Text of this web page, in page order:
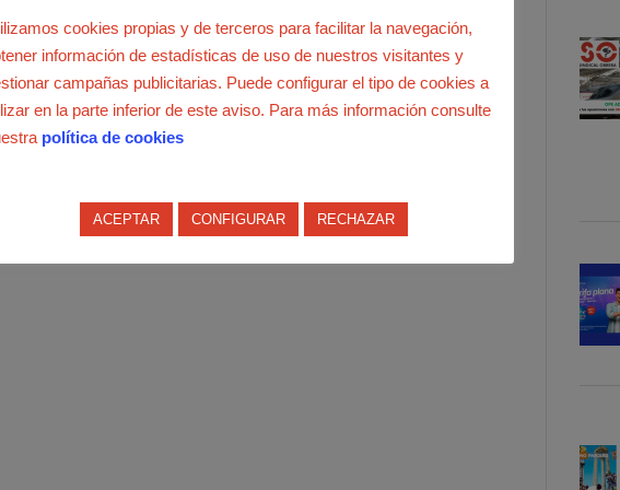
en el centro
Madrid-Chamartín
, donde había trece puestos
delegados por su esfuerzo y su entrega.
cookies propias y de terceros para facilitar la navegación,
información de estadísticas de uso de nuestros visitantes y
campañas publicitarias. Puede configurar el tipo de cookies a
en la parte inferior de este aviso. Para más información consulte
política de cookies
ACEPTAR CONFIGURAR RECHAZAR